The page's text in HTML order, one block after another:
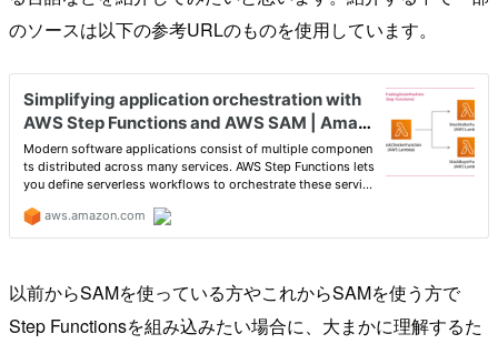
のソースは以下の参考URLのものを使用しています。
以前からSAMを使っている方やこれからSAMを使う方で
Step Functionsを組み込みたい場合に、大まかに理解するた